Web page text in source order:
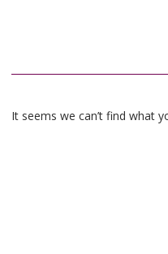
It seems we can’t find what